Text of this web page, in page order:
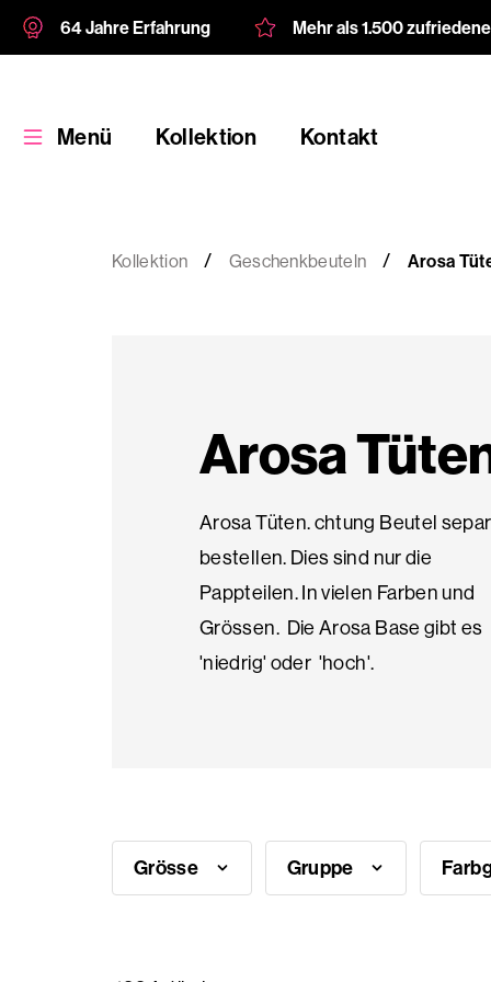
64 Jahre Erfahrung Mehr als 1.500
Menü Kollektion Kontakt
Kundenspezifische
Verpackung
Saisonale
Produkte
Inspiration?
Kollektion Geschenkbeuteln Arosa
Arosa
Arosa Tüten. chtung Beutel
bestellen. Dies sind nur die
Pappteilen. In vielen Farben und
Grössen. Die Arosa Base gibt es
'niedrig' oder 'hoch'.
Grösse Gruppe